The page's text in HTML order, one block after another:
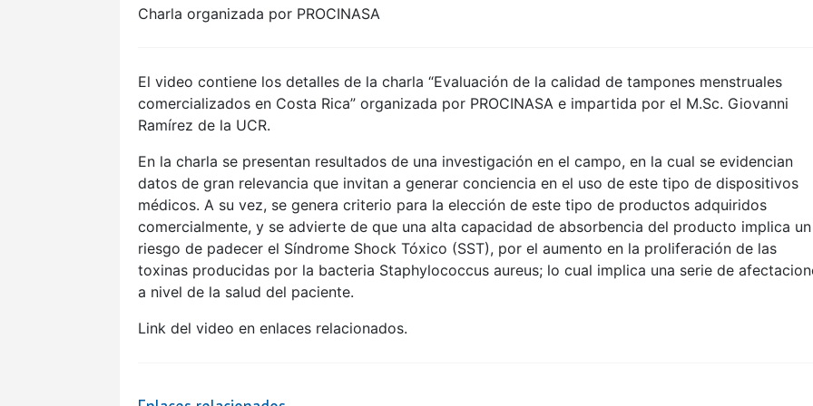
Charla organizada por PROCINASA
El video contiene los detalles de la charla “Evaluación de la calidad de tampones menstruales
comercializados en Costa Rica” organizada por PROCINASA e impartida por el M.Sc. Giovanni
Ramírez de la UCR.
En la charla se presentan resultados de una investigación en el campo, en la cual se evidencian
datos de gran relevancia que invitan a generar conciencia en el uso de este tipo de dispositivos
médicos. A su vez, se genera criterio para la elección de este tipo de productos adquiridos
comercialmente, y se advierte de que una alta capacidad de absorbencia del producto implica un
riesgo de padecer el Síndrome Shock Tóxico (SST), por el aumento en la proliferación de las
toxinas producidas por la bacteria Staphylococcus aureus; lo cual implica una serie de
a nivel de la salud del paciente.
Link del video en enlaces relacionados.